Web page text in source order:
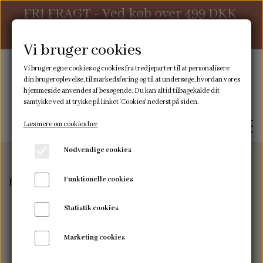
FRI FRAGT - Ved køb over 499 DKK
WEBSHOP
Forside Sovetid Nusseklude
Vi bruger cookies
Vi bruger egne cookies og cookies fra tredjeparter til at personalisere
din brugeroplevelse, til markedsføring og til at undersøge, hvordan vores
hjemmeside anvendes af besøgende. Du kan altid tilbagekalde dit
samtykke ved at trykke på linket 'Cookies' nederst på siden.
Læs mere om cookies her
Nødvendige cookies
Funktionelle cookies
Statistik cookies
Marketing cookies